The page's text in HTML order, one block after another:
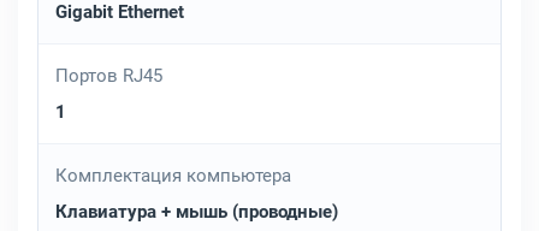
Gigabit Ethernet
Портов RJ45
1
Комплектация компьютера
Клавиатура + мышь (проводные)